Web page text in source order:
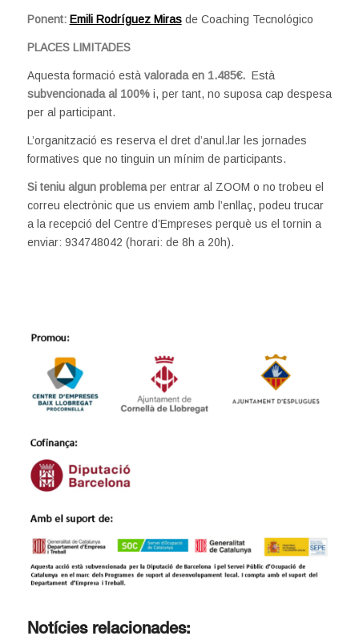
Ponent: Emili Rodríguez Miras de Coaching Tecnológico
PLACES LIMITADES
Aquesta formació està valorada en 1.485€. Està
subvencionada al 100%i, per tant, no suposa cap despesa
per al participant.
L’organització es reserva el dret d’anul.lar les jornades
formatives que no tinguin un mínim de participants.
Si teniu algun problemaper entrar al ZOOM o no trobeu el
correu electrònic que us enviem amb l’enllaç, podeu trucar
a la recepció del Centre d’Empreses perquè us el tornin a
enviar: 934748042 (horari: de 8h a 20h).
Notícies relacionades: